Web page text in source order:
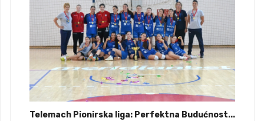
Telemach Pionirska liga: Perfektna Budućnost...